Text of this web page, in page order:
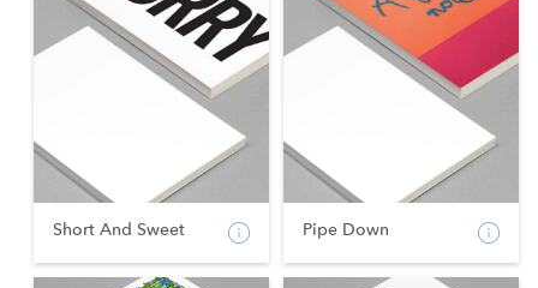
Short And Sweet Pipe Down